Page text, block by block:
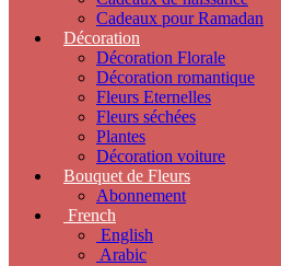
Cadeaux pour Ramadan
Décoration
Décoration Florale
Décoration romantique
Fleurs Eternelles
Fleurs séchées
Plantes
Décoration voiture
Bouquet de Fleurs
Abonnement
French
English
Arabic